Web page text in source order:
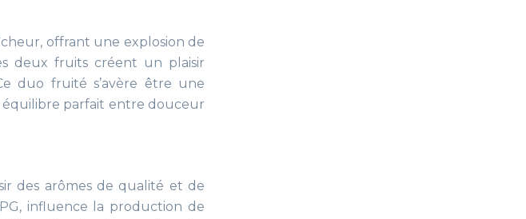
offrant une explosion de
deux fruits créent un plaisir
duo fruité s’avère être une
équilibre parfait entre douceur
des arômes de qualité et de
influence la production de